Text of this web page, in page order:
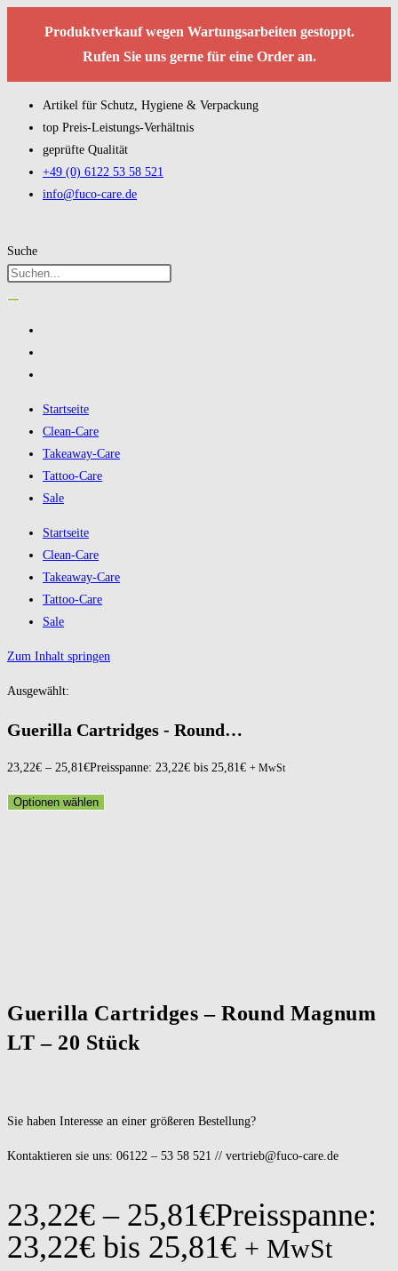
Produktverkauf wegen Wartungsarbeiten gestoppt.
Rufen Sie uns gerne für eine Order an.
Artikel für Schutz, Hygiene & Verpackung
top Preis-Leistungs-Verhältnis
geprüfte Qualität
+49 (0) 6122 53 58 521
info@fuco-care.de
Suche
Startseite
Clean-Care
Takeaway-Care
Tattoo-Care
Sale
Startseite
Clean-Care
Takeaway-Care
Tattoo-Care
Sale
Zum Inhalt springen
Ausgewählt:
Guerilla Cartridges - Round…
23,22€ – 25,81€Preisspanne: 23,22€ bis 25,81€ + MwSt
Optionen wählen
Guerilla Cartridges – Round Magnum
LT – 20 Stück
Sie haben Interesse an einer größeren Bestellung?
Kontaktieren sie uns: 06122 – 53 58 521 // vertrieb@fuco-care.de
23,22€ – 25,81€Preisspanne:
23,22€ bis 25,81€ + MwSt